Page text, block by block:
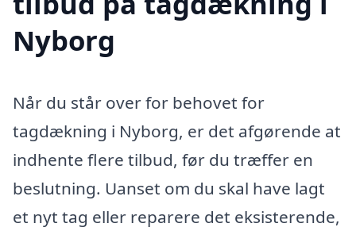
Nyborg
Når du står over for behovet for
tagdækning i Nyborg, er det afgørende at
indhente flere tilbud, før du træffer en
beslutning. Uanset om du skal have lagt
et nyt tag eller reparere det eksisterende,